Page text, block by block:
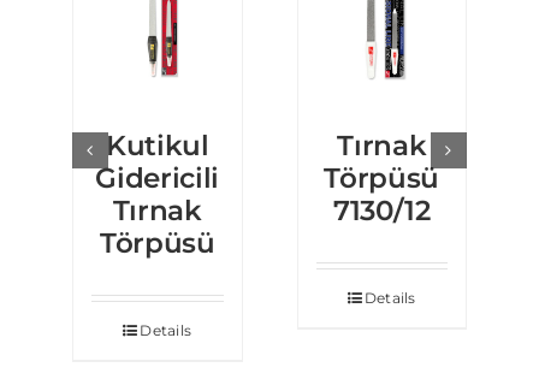
Kutikul
Gidericili
Tırnak
Törpüsü
Details
Tırnak
Törpüsü
7130/12
Details